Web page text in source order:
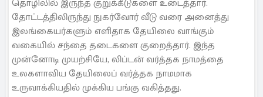
தொழிலில் இருந்த குறுக்கீடுகளை உடைத்தார்.
தோட்டத்திலிருந்து நுகர்வோர் வீடு வரை அனைத்து
இலங்கையர்களும் எளிதாக தேயிலை வாங்கும்
வகையில் சந்தை தடைகளை குறைத்தார். இந்த
முன்னோடி முயற்சியே, லிப்டன் வர்த்தக நாமத்தை
உலகளாவிய தேயிலைப் வர்த்தக நாமமாக
உருவாக்கியதில் முக்கிய பங்கு வகித்தது.